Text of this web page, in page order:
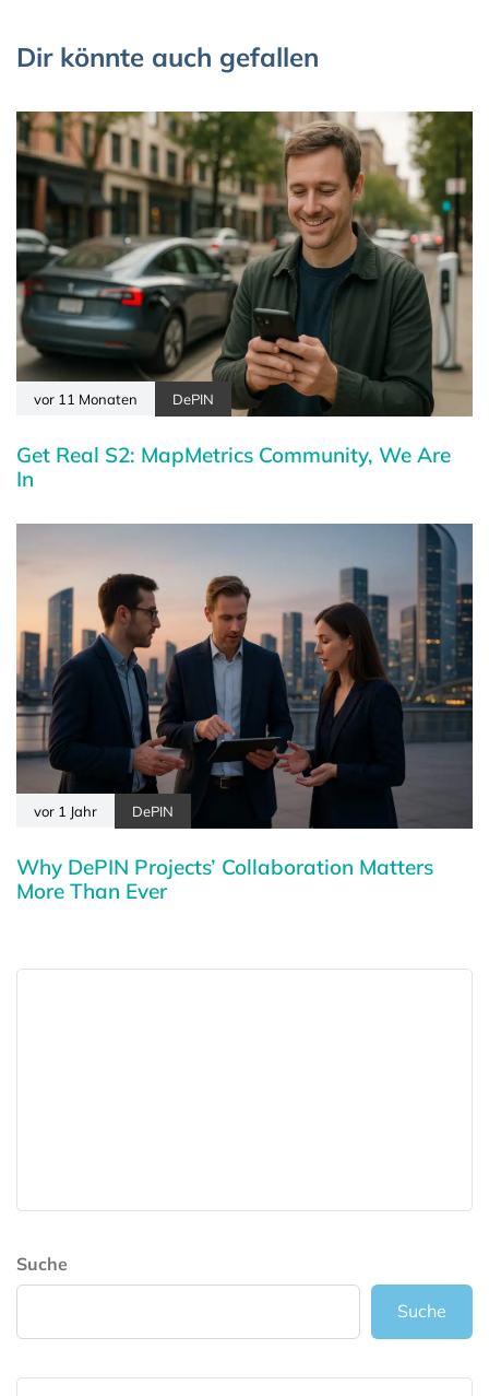
Dir könnte auch gefallen
vor 11 Monaten DePIN
Get Real S2: MapMetrics Community, We Are
In
vor 1 Jahr DePIN
Why DePIN Projects’ Collaboration Matters
More Than Ever
Suche
Suche